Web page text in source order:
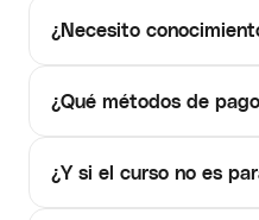
¿Necesito
¿Qué métodos de
¿Y si el curso no es